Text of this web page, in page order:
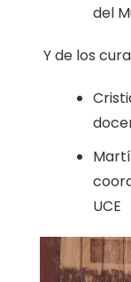
del
Y de los
UCE